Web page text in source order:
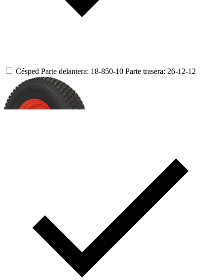
Césped Parte delantera: 18-850-10 Parte trasera: 26-12-12